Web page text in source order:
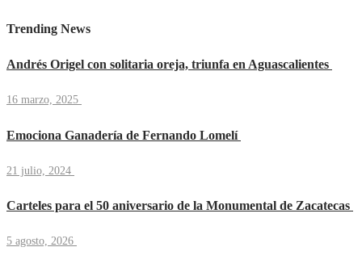
Trending News
Andrés Origel con solitaria oreja, triunfa en Aguascalientes
16 marzo, 2025
Emociona Ganadería de Fernando Lomelí
21 julio, 2024
Carteles para el 50 aniversario de la Monumental de Zacatecas
5 agosto, 2026